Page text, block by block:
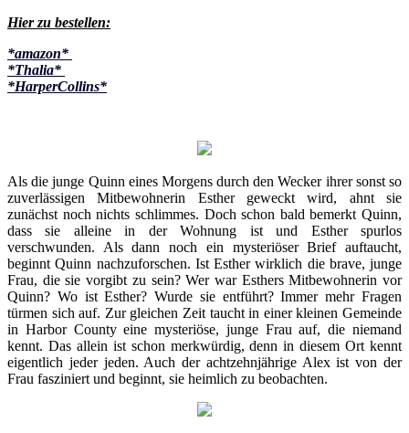
Hier zu bestellen:
*amazon*
*Thalia*
*HarperCollins*
Als die junge Quinn eines Morgens durch den Wecker ihrer sonst so
zuverlässigen Mitbewohnerin Esther geweckt wird, ahnt sie
zunächst noch nichts schlimmes. Doch schon bald bemerkt Quinn,
dass sie alleine in der Wohnung ist und Esther spurlos
verschwunden. Als dann noch ein mysteriöser Brief auftaucht,
beginnt Quinn nachzuforschen. Ist Esther wirklich die brave, junge
Frau, die sie vorgibt zu sein? Wer war Esthers Mitbewohnerin vor
Quinn? Wo ist Esther? Wurde sie entführt? Immer mehr Fragen
türmen sich auf. Zur gleichen Zeit taucht in einer kleinen Gemeinde
in Harbor County eine mysteriöse, junge Frau auf, die niemand
kennt. Das allein ist schon merkwürdig, denn in diesem Ort kennt
eigentlich jeder jeden. Auch der achtzehnjährige Alex ist von der
Frau fasziniert und beginnt, sie heimlich zu beobachten.